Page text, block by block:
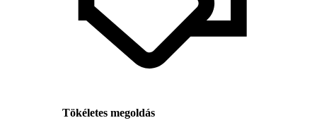
Tökéletes megoldás